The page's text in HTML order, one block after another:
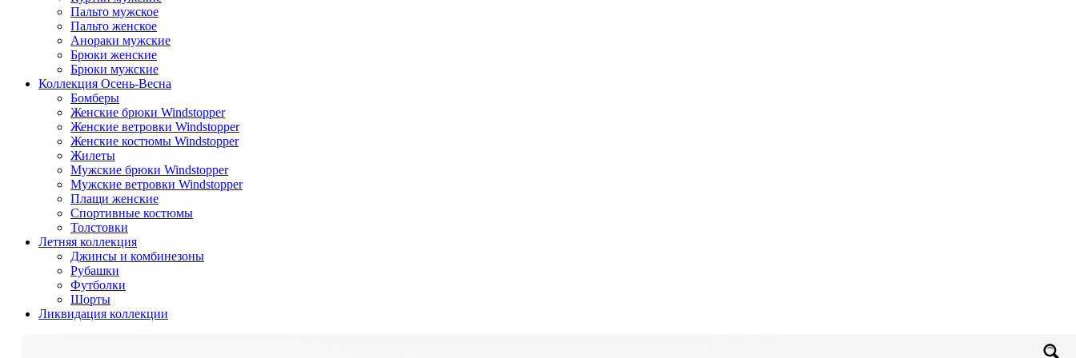
Пальто мужское
Пальто женское
Анораки мужские
Брюки женские
Брюки мужские
Коллекция Осень-Весна
Бомберы
Женские брюки Windstopper
Женские ветровки Windstopper
Женские костюмы Windstopper
Жилеты
Мужские брюки Windstopper
Мужские ветровки Windstopper
Плащи женские
Спортивные костюмы
Толстовки
Летняя коллекция
Джинсы и комбинезоны
Рубашки
Футболки
Шорты
Ликвидация коллекции